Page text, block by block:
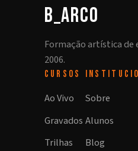
b_arco
Formação artística de
2006.
CURSOS
Ao Vivo
Gravados
Trilhas
Sobre
Alunos
Blog